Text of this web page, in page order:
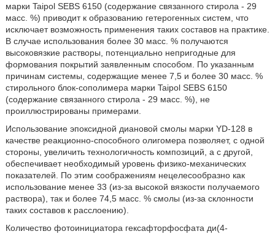
марки Taipol SEBS 6150 (содержание связанного стирола - 29
масс. %) приводит к образованию гетерогенных систем, что
исключает возможность применения таких составов на практике.
В случае использования более 30 масс. % получаются
высоковязкие растворы, потенциально непригодные для
формования покрытий заявленным способом. По указанным
причинам системы, содержащие менее 7,5 и более 30 масс. %
стирольного блок-сополимера марки Taipol SEBS 6150
(содержание связанного стирола - 29 масс. %), не
проиллюстрированы примерами.
Использование эпоксидной диановой смолы марки YD-128 в
качестве реакционно-способного олигомера позволяет, с одной
стороны, увеличить технологичность композиций, а с другой,
обеспечивает необходимый уровень физико-механических
показателей. По этим соображениям нецелесообразно как
использование менее 33 (из-за высокой вязкости получаемого
раствора), так и более 74,5 масс. % смолы (из-за склонности
таких составов к расслоению).
Количество фотоинициатора гексафторфосфата ди(4-